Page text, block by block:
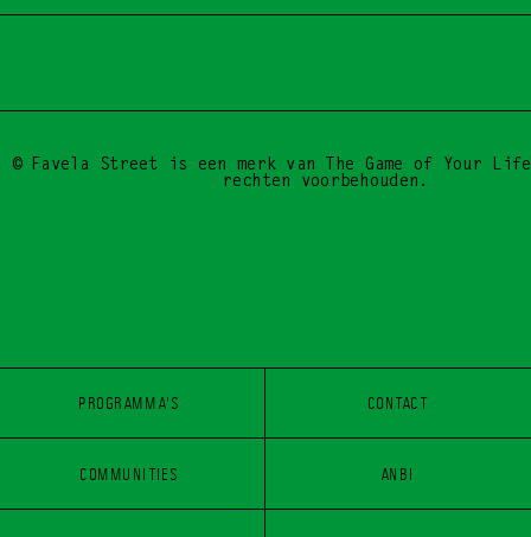
© Favela Street is een merk van The Game of Your
rechten voorbehouden.
PROGRAMMA'S
PROGRAMMA'S
COMMUNITIES
CONTACT
CONTACT
ANBI